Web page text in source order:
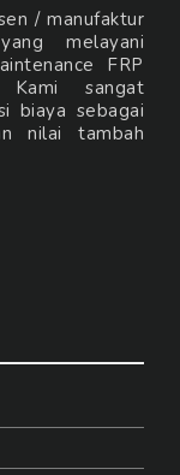
/ manufaktur
melayani
FRP
sangat
biaya sebagai
nilai tambah